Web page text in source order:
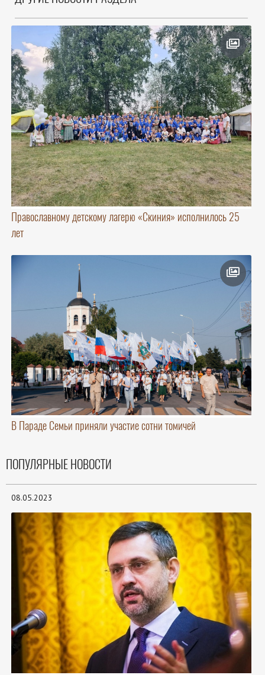
Православному детскому лагерю «Скиния» исполнилось 25
лет
В Параде Семьи приняли участие сотни томичей
ПОПУЛЯРНЫЕ НОВОСТИ
08.05.2023